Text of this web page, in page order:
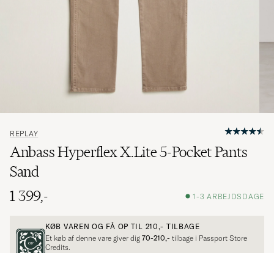
REPLAY
Anbass Hyperflex X.Lite 5-Pocket Pants
Sand
1 399,-
1-3 ARBEJDSDAGE
KØB VAREN OG FÅ OP TIL 210,- TILBAGE
Et køb af denne vare giver dig 70-210,- tilbage i Passport Store
Credits.